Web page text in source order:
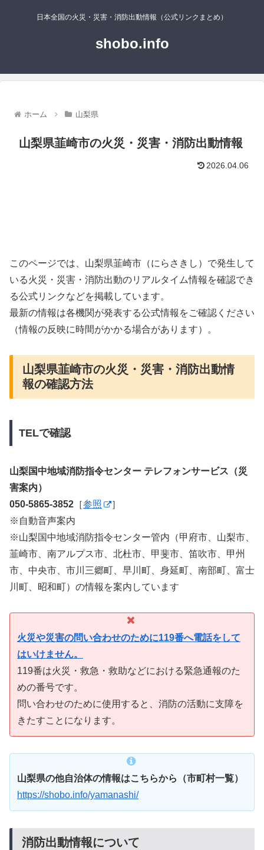
日本全国の火災・災害・消防出動情報（公式リンクまとめ）
shobo.info
ホーム 山梨県
山梨県韮崎市の火災・災害・消防出動情報
2026.04.06
このページでは、山梨県韮崎市（にらさきし）で発生して
いる火災・災害・消防出動のリアルタイム情報を確認でき
る公式リンクなどを掲載しています。
最新の情報は各機関が発表する公式情報をご確認ください
（情報の反映に時間がかかる場合があります）。
山梨県韮崎市の火災・災害・消防出動情
報の確認方法
TELで確認
山梨国中地域消防指令センター テレフォンサービス（災
害案内）
050-5865-3852 ［参照
］
※自動音声案内
※山梨国中地域消防指令センター管内（甲府市、山梨市、
韮崎市、南アルプス市、北杜市、甲斐市、笛吹市、甲州
市、中央市、市川三郷町、早川町、身延町、南部町、富士
川町、昭和町）の情報を案内しています
火災や災害の問い合わせのために119番へ電話をして
はいけません。
119番は火災・救急・救助などにおける緊急通報のた
めの番号です。
問い合わせのために使用すると、消防の活動に支障を
きたすことになります。
山梨県の他自治体の情報はこちらから（市町村一覧）
https://shobo.info/yamanashi/
消防出動情報について